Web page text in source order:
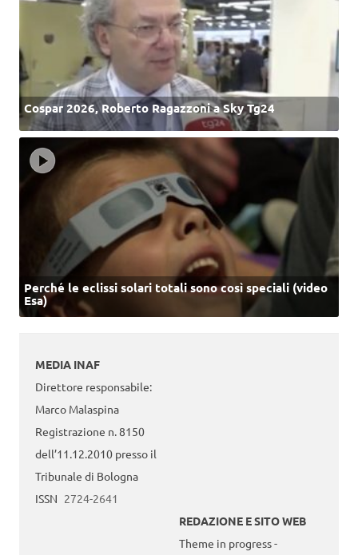
Cospar 2026, Roberto Ragazzoni a Sky Tg24
Perché le eclissi solari totali sono così speciali (video
Esa)
MEDIA INAF
Direttore responsabile:
Marco Malaspina
Registrazione n. 8150
dell’11.12.2010 presso il
Tribunale di Bologna
ISSN 2724-2641
REDAZIONE E SITO WEB
Theme in progress -